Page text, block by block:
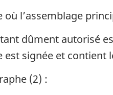
l’assemblage
dûment autorisé
signée et contient
(2) :